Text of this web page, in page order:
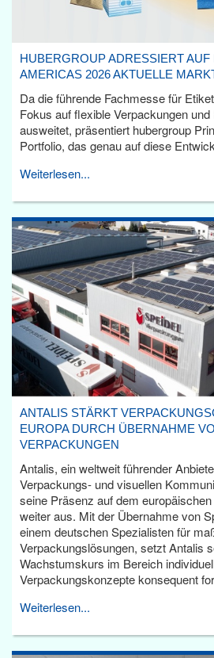
HUBERGROUP ADRESSIERT AUF
AMERICAS 2026 AKTUELLE
Da die führende Fachmesse für
Fokus auf flexible Verpackungen
ausweitet, präsentiert hubergroup
Portfolio, das genau auf diese
Weiterlesen...
ANTALIS STÄRKT
EUROPA DURCH ÜBERNAHME
VERPACKUNGEN
Antalis, ein weltweit führender
Verpackungs- und visuellen
seine Präsenz auf dem
weiter aus. Mit der Übernahme von
einem deutschen Spezialisten für
Verpackungslösungen, setzt Antalis
Wachstumskurs im Bereich
Verpackungskonzepte konsequent
Weiterlesen...